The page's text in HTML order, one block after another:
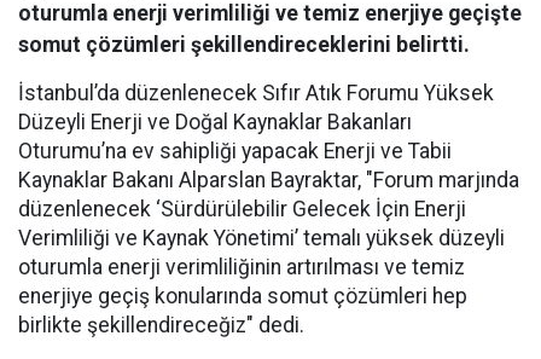
oturumla enerji verimliliği ve temiz enerjiye geçişte
somut çözümleri şekillendireceklerini belirtti.
İstanbul’da düzenlenecek Sıfır Atık Forumu Yüksek
Düzeyli Enerji ve Doğal Kaynaklar Bakanları
Oturumu’na ev sahipliği yapacak Enerji ve Tabii
Kaynaklar Bakanı Alparslan Bayraktar, "Forum marjında
düzenlenecek ‘Sürdürülebilir Gelecek İçin Enerji
Verimliliği ve Kaynak Yönetimi’ temalı yüksek düzeyli
oturumla enerji verimliliğinin artırılması ve temiz
enerjiye geçiş konularında somut çözümleri hep
birlikte şekillendireceğiz" dedi.